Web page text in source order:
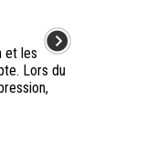
et les
Lors du